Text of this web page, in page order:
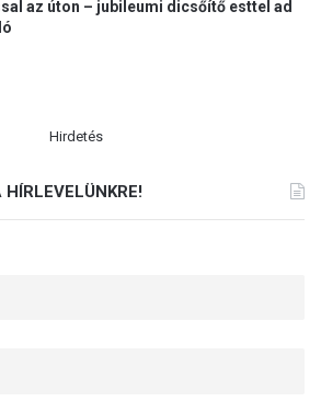
az úton – jubileumi dicsőítő esttel ad
Hirdetés